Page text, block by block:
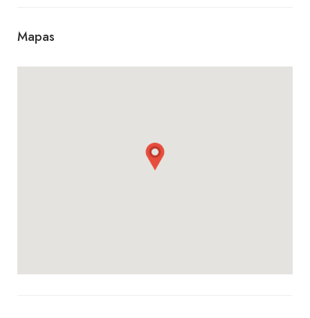
Para acompañar, contamos con una variedad de
bebidas, desde gaseosas, café tipo mocca,
Ya sea que busques un lugar para disfrutar de un
Mapas